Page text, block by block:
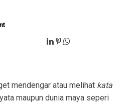
mendengar atau melihat kata
maupun dunia maya seperi